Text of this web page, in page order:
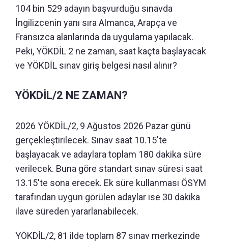
104 bin 529 adayın başvurduğu sınavda
İngilizcenin yanı sıra Almanca, Arapça ve
Fransızca alanlarında da uygulama yapılacak.
Peki, YÖKDİL 2 ne zaman, saat kaçta başlayacak
ve YÖKDİL sınav giriş belgesi nasıl alınır?
YÖKDİL/2 NE ZAMAN?
2026 YÖKDİL/2, 9 Ağustos 2026 Pazar günü
gerçekleştirilecek. Sınav saat 10.15'te
başlayacak ve adaylara toplam 180 dakika süre
verilecek. Buna göre standart sınav süresi saat
13.15'te sona erecek. Ek süre kullanması ÖSYM
tarafından uygun görülen adaylar ise 30 dakika
ilave süreden yararlanabilecek.
YÖKDİL/2, 81 ilde toplam 87 sınav merkezinde